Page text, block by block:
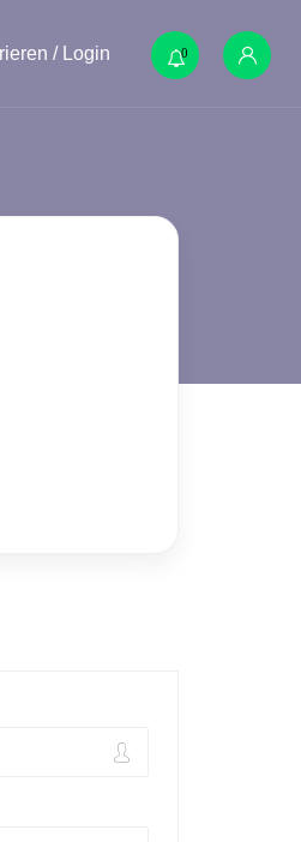
/ Login 0